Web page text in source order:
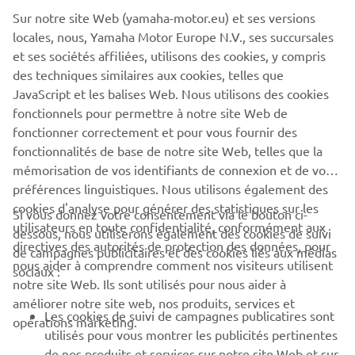
LA GAMME QUADS ET SSV
UTILITAIRES
EN SAVOIR PLUS
CORPORATE
PROS & B2B
PLUS YAMAHA
Sur notre site Web (yamaha-motor.eu) et ses versions
locales, nous, Yamaha Motor Europe N.V., ses succursales
et ses sociétés affiliées, utilisons des cookies, y compris
des techniques similaires aux cookies, telles que
JavaScript et les balises Web. Nous utilisons des cookies
fonctionnels pour permettre à notre site Web de
fonctionner correctement et pour vous fournir des
fonctionnalités de base de notre site Web, telles que la
mémorisation de vos identifiants de connexion et de vos
préférences linguistiques. Nous utilisons également des
cookies d'analyse pour générer des statistiques sur les
utilisateurs en toute confidentialité, conformément aux
directives des autorités de protection des données, pour
nous aider à comprendre comment nos visiteurs utilisent
notre site Web. Ils sont utilisés pour nous aider à
améliorer notre site web, nos produits, services et
opérations marketing.
Si vous donnez votre consentement via le bouton ci-
dessous, nous utiliserons également des cookies de suivi
de campagnes publicitaires et des cookies liés aux médias
sociaux :
Les cookies de suivi de campagnes publicatires sont
utilisés pour vous montrer les publicités pertinentes